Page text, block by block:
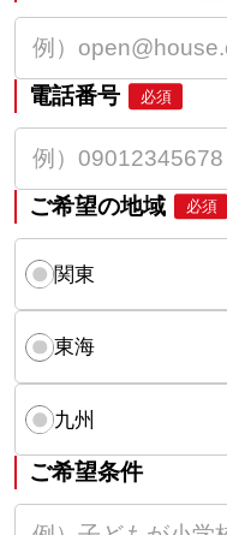
電話番号 必須
ご希望の地域 必須
関東
東海
九州
ご希望条件